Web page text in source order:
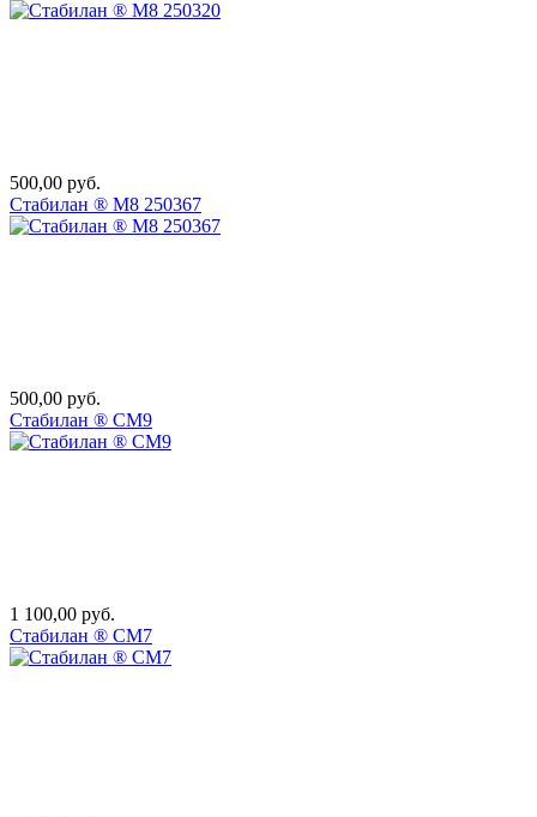
500,00 руб.
Стабилан ® М8 250367
500,00 руб.
Стабилан ® СМ9
1 100,00 руб.
Стабилан ® СМ7